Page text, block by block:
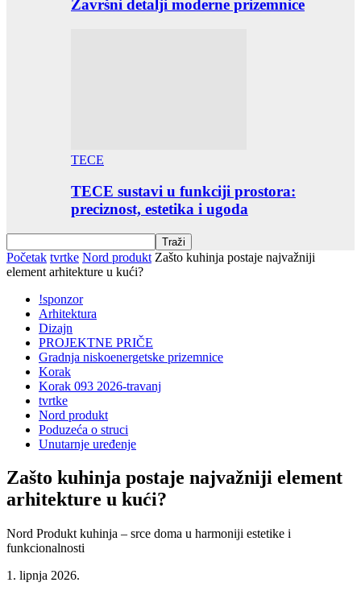
Završni detalji moderne prizemnice
TECE
TECE sustavi u funkciji prostora:
preciznost, estetika i ugoda
Početak tvrtke Nord produkt Zašto kuhinja postaje najvažniji
element arhitekture u kući?
!sponzor
Arhitektura
Dizajn
PROJEKTNE PRIČE
Gradnja niskoenergetske prizemnice
Korak
Korak 093 2026-travanj
tvrtke
Nord produkt
Poduzeća o struci
Unutarnje uređenje
Zašto kuhinja postaje najvažniji element
arhitekture u kući?
Nord Produkt kuhinja – srce doma u harmoniji estetike i
funkcionalnosti
1. lipnja 2026.